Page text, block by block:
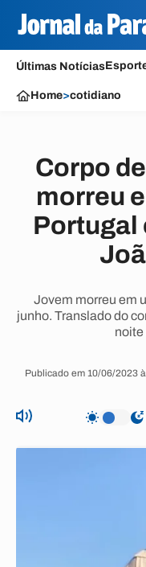
Últimas Notícias
Home>cotidiano
Corpo
morreu
Portugal
Jovem morreu em
junho. Translado do
noite
Publicado em 10/06/2023